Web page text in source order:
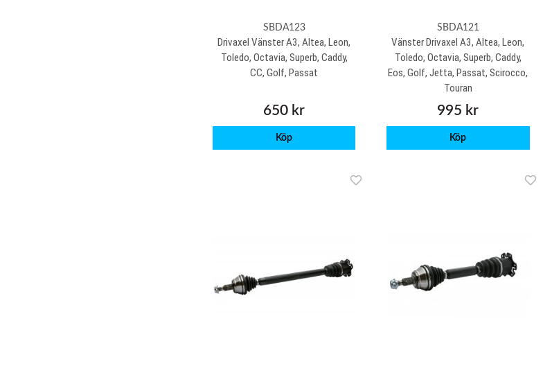
SBDA123
Drivaxel Vänster A3, Altea, Leon,
Toledo, Octavia, Superb, Caddy,
CC, Golf, Passat
650 kr
Köp
SBDA121
Vänster Drivaxel A3, Altea, Leon,
Toledo, Octavia, Superb, Caddy,
Eos, Golf, Jetta, Passat, Scirocco,
Touran
995 kr
Köp